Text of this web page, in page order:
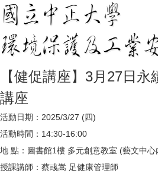
【健促講座】3月27日
講座
活動日期：2025/3/27 (四)
活動時間：14:30-16:00
地 點：圖書館1樓 多元創意教室 (藝文中
授課講師：蔡彧嵩 足健康管理師